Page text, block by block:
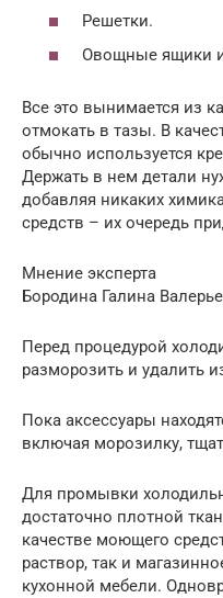
Решетки.
Овощные ящики
Все это вынимается из
отмокать в тазы. В
обычно используется
Держать в нем детали
добавляя никаких
средств – их очередь
Мнение эксперта
Бородина Галина
Перед процедурой
разморозить и удалить
Пока аксессуары
включая морозилку,
Для промывки
достаточно плотной
качестве моющего
раствор, так и
кухонной мебели.